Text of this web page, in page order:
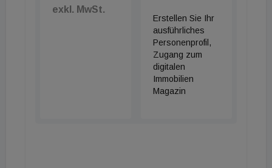
exkl. MwSt.
Erstellen Sie Ihr
ausführliches
Personenprofil,
Zugang zum
digitalen
Immobilien
Magazin